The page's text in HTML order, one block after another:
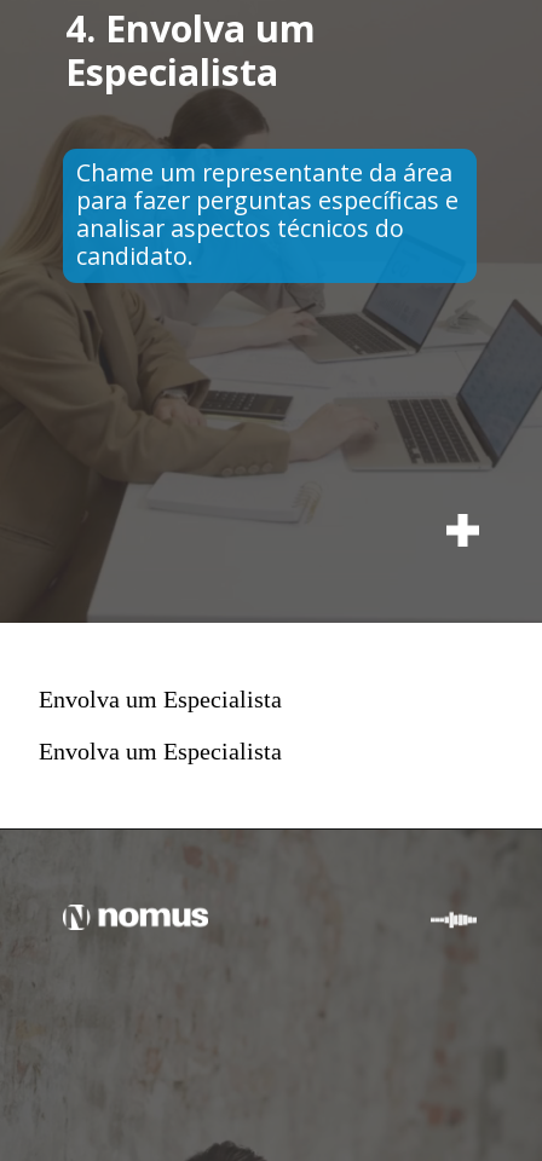
4. Envolva um
Especialista
Chame um representante da área
para fazer perguntas específicas e
analisar aspectos técnicos do
candidato.
Envolva um Especialista
Envolva um Especialista